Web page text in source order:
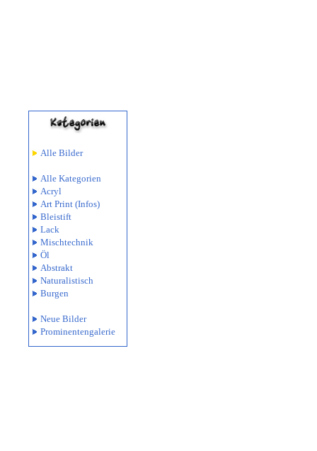
Alle Bilder
Alle Kategorien
Acryl
Art Print (Infos)
Bleistift
Lack
Mischtechnik
Öl
Abstrakt
Naturalistisch
Burgen
Neue Bilder
Prominentengalerie